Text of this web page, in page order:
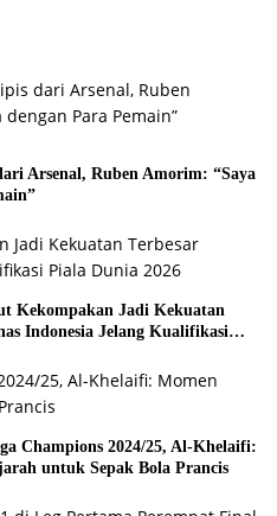
Arsenal, Ruben Amorim: “Saya
Kekompakan Jadi Kekuatan
Indonesia Jelang Kualifikasi
Champions 2024/25, Al-Khelaifi:
untuk Sepak Bola Prancis